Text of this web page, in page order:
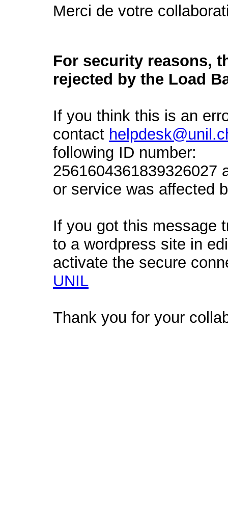
Merci de votre
For security reasons,
rejected by the Load
If you think this is an
contact
following ID number:
2561604361839326027
or service was affected
If you got this message
to a wordpress site in
activate the secure
UNIL
Thank you for your